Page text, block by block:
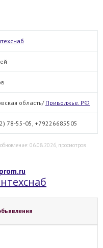
область/ Приволжье. РФ
78-55-05, +79226685505
06.08.2026, просмотров